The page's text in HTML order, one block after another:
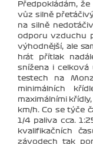
Předpokládám,
vůz silně
na silně
odporu vzduchu
výhodnější, ale
hrát přítlak
snížena i celková
testech na
minimálních
maximálními
km/h. Co se týče
1/4 paliva cca.
kvalifikačních
závodech tak